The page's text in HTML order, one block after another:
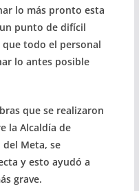
lo más pronto esta
punto de difícil
todo el personal
lo antes posible
que se realizaron
la Alcaldía de
Meta, se
y esto ayudó a
grave.